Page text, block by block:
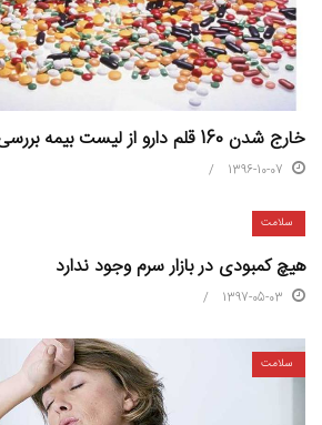
خارج‌ شدن 160 قلم دارو از لیست بیمه بررسی می‌شود
1396-10-07
سلامت
هیچ کمبودی در بازار سرم وجود ندارد
1397-05-03
سلامت